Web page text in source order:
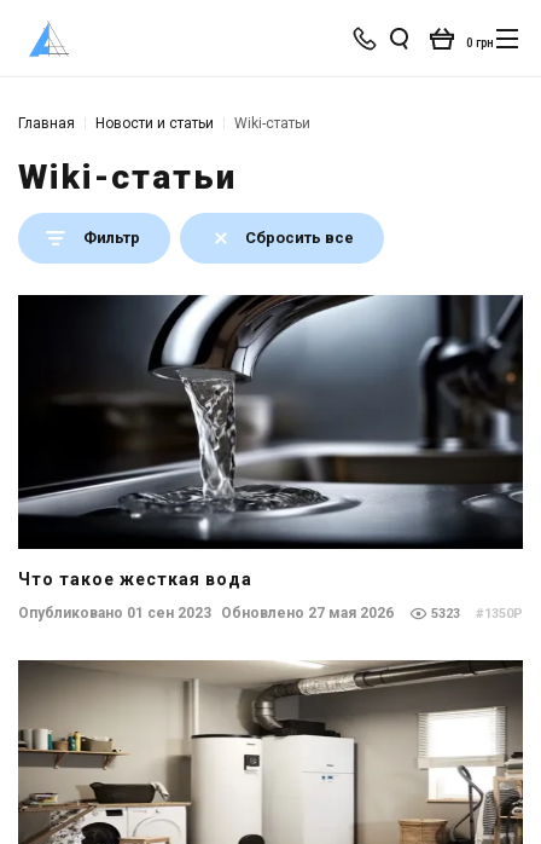
0 грн
Главная Новости и статьи Wiki-статьи
Wiki-статьи
Фильтр Сбросить все
Опубликовано 01 сен 2023 Обновлено 27 мая 2026 5323 #1350P
Что такое жесткая вода